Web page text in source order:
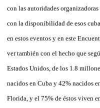
con las autoridades
con la disponibilidad de esos
en estos eventos y en este
ver también con el hecho que
Estados Unidos, de los 1.8
nacidos en Cuba y 42% nacidos
Florida, y el 75% de éstos viven